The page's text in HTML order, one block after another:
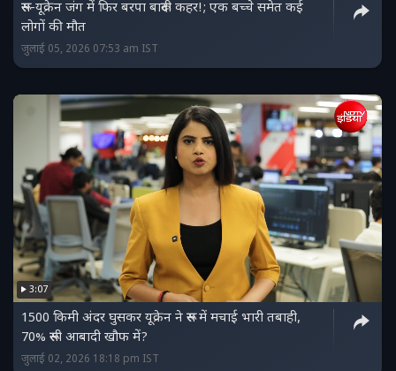
रूस-यूक्रेन जंग में फिर बरपा बारूदी कहर!; एक बच्चे समेत कई
लोगों की मौत
जुलाई 05, 2026 07:53 am IST
3:07
1500 किमी अंदर घुसकर यूक्रेन ने रूस में मचाई भारी तबाही,
70% रूसी आबादी खौफ में?
जुलाई 02, 2026 18:18 pm IST